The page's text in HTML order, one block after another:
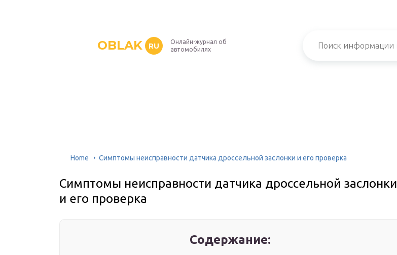
OBLAK RU
Онлайн-журнал об
автомобилях
Home Симптомы неисправности датчика дроссельной заслонки и его проверка
Симптомы неисправности датчика дроссельной заслонки
и его проверка
Содержание: